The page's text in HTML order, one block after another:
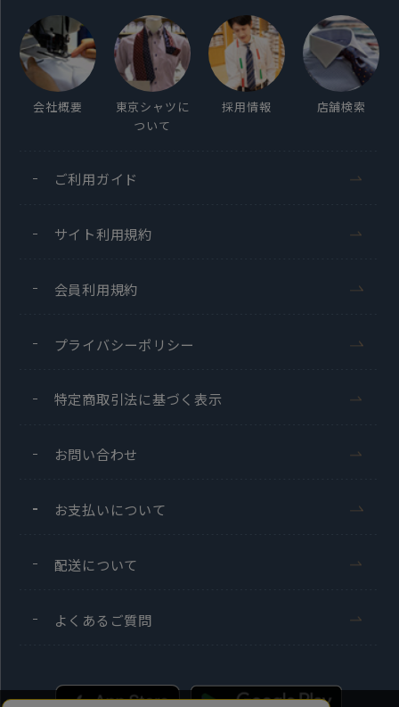
会社概要
東京シャツに
ついて
採用情報 店舗検索
ご利用ガイド
サイト利用規約
会員利用規約
プライバシーポリシー
特定商取引法に基づく表示
お問い合わせ
お支払いについて
配送について
よくあるご質問